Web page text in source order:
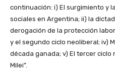
continuación: i) El surgimiento y
sociales en Argentina; ii) la
derogación de la protección
y el segundo ciclo neoliberal; iv)
década ganada; v) El tercer ciclo
Milei”.